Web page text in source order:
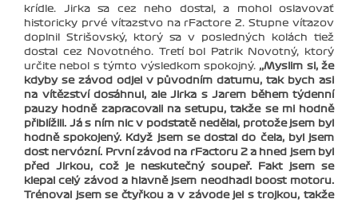
krídle. Jirka sa cez neho dostal, a mohol oslavovať
historicky prvé víťazstvo na rFactore 2. Stupne víťazov
doplnil Strišovský, ktorý sa v posledných kolách tiež
dostal cez Novotného. Tretí bol Patrik Novotný, ktorý
určite nebol s týmto výsledkom spokojný. ‚‚Myslim si, že
kdyby se závod odjel v původním datumu, tak bych asi
na vítězství dosáhnul, ale Jirka s Jarem během týdenní
pauzy hodně zapracovali na setupu, takže se mi hodně
přiblížili. Já s ním nic v podstatě nedělal, protože jsem byl
hodně spokojený. Když jsem se dostal do čela, byl jsem
dost nervózní. První závod na rFactoru 2 a hned jsem byl
před Jirkou, což je neskutečný soupeř. Fakt jsem se
klepal celý závod a hlavně jsem neodhadl boost motoru.
Trénoval jsem se čtyřkou a v závode jel s trojkou, takže